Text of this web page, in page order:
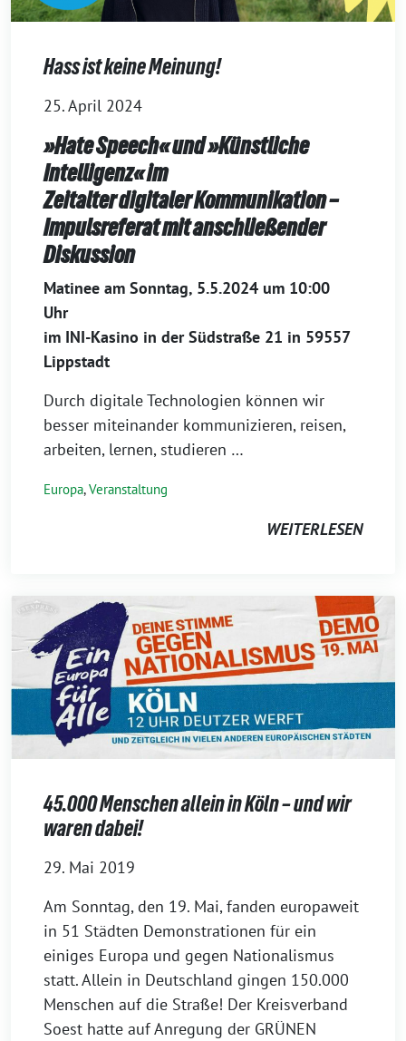
Hass ist keine Meinung!
25. April 2024
»Hate Speech« und »Künstliche
Intelligenz« im
Zeitalter digitaler Kommunikation –
Impulsreferat mit anschließender
Diskussion
Matinee am Sonntag, 5.5.2024 um 10:00
Uhr
im INI-Kasino in der Südstraße 21 in 59557
Lippstadt
Durch digitale Technologien können wir
besser miteinander kommunizieren, reisen,
arbeiten, lernen, studieren …
Europa,Veranstaltung
WEITERLESEN
45.000 Menschen allein in Köln – und wir
waren dabei!
29. Mai 2019
Am Sonntag, den 19. Mai, fanden europaweit
in 51 Städten Demonstrationen für ein
einiges Europa und gegen Nationalismus
statt. Allein in Deutschland gingen 150.000
Menschen auf die Straße! Der Kreisverband
Soest hatte auf Anregung der GRÜNEN